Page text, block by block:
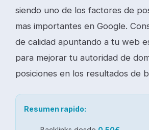
siendo uno de los factores de
mas importantes en Google.
de calidad apuntando a tu web
para mejorar tu autoridad de
posiciones en los resultados de
Resumen rapido: